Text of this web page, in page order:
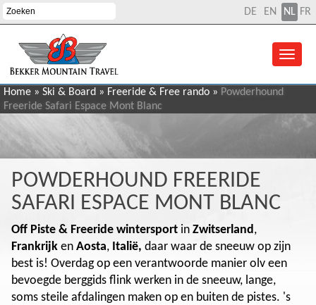
DE EN FR
NL
Home » Ski & Board » Freeride & Free rando » Powderhound
Freeride Safari Espace Mont Blanc
POWDERHOUND FREERIDE
SAFARI ESPACE MONT BLANC
Off Piste & Freeride wintersport in Zwitserland ,
Frankrijk en Aosta, Italië, daar waar de sneeuw op zijn
best is! Overdag op een verantwoorde manier olv een
bevoegde berggids flink werken in de sneeuw, lange,
soms steile afdalingen maken op en buiten de pistes. 's